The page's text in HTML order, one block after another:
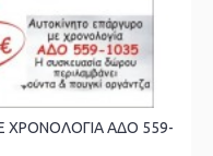
ΧΡΟΝΟΛΟΓΙΑ ΑΔΟ 559-